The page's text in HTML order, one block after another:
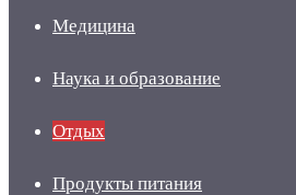
Медицина
Наука и образование
Отдых
Продукты питания